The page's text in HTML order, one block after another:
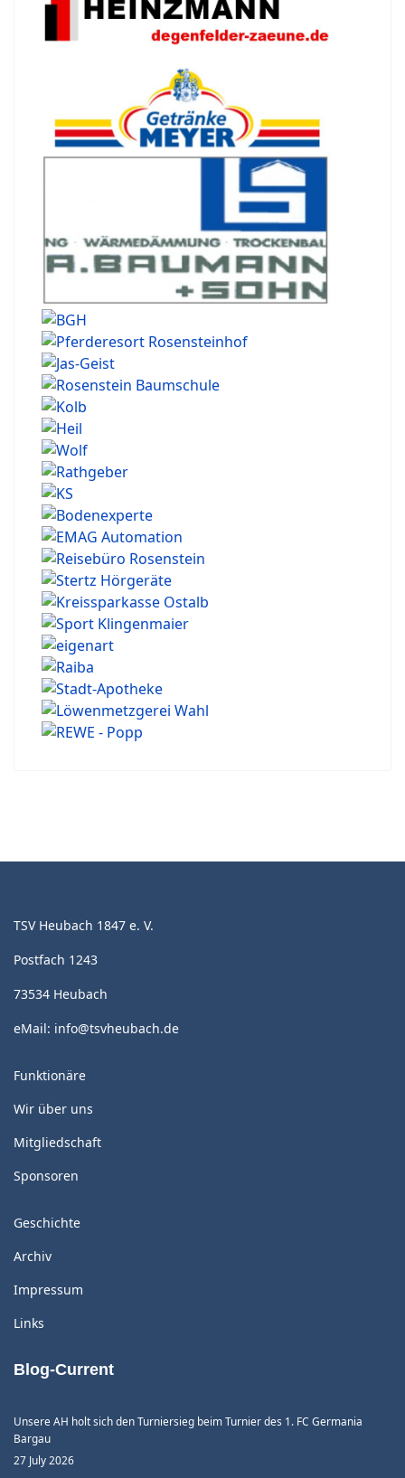
TSV Heubach 1847 e. V.
Postfach 1243
73534 Heubach
eMail: info@tsvheubach.de
Funktionäre
Wir über uns
Mitgliedschaft
Sponsoren
Geschichte
Archiv
Impressum
Links
Blog-Current
Unsere AH holt sich den Turniersieg beim Turnier des 1. FC Germania
Bargau
27 July 2026